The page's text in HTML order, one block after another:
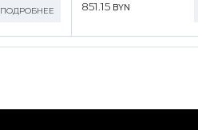
ПОДРОБНЕЕ 851.15 BYN